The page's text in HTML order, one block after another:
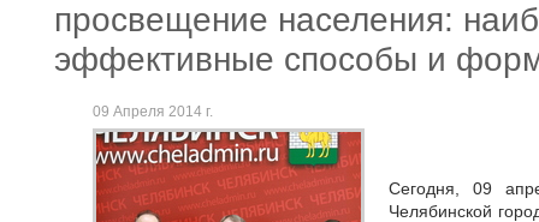
просвещение населения:
эффективные способы и
09 Апреля 2014 г.
Сегодня, 09
Челябинской